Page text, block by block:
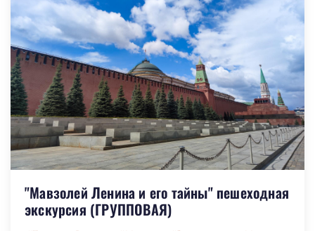
"Мавзолей Ленина и его тайны" пешеходная
экскурсия (ГРУППОВАЯ)